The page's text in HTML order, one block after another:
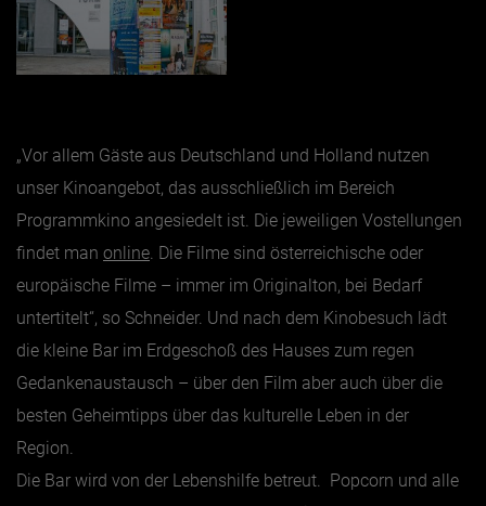
„Vor allem Gäste aus Deutschland und Holland nutzen
unser Kinoangebot, das ausschließlich im Bereich
Programmkino angesiedelt ist. Die jeweiligen Vostellungen
findet man online. Die Filme sind österreichische oder
europäische Filme – immer im Originalton, bei Bedarf
untertitelt“, so Schneider. Und nach dem Kinobesuch lädt
die kleine Bar im Erdgeschoß des Hauses zum regen
Gedankenaustausch – über den Film aber auch über die
besten Geheimtipps über das kulturelle Leben in der
Region.
Die Bar wird von der Lebenshilfe betreut. Popcorn und alle